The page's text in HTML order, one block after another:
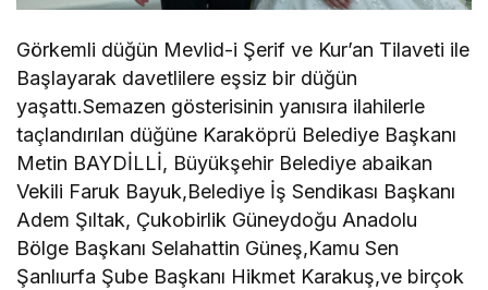
Görkemli düğün Mevlid-i Şerif ve Kur’an Tilaveti ile
Başlayarak davetlilere eşsiz bir düğün
yaşattı.Semazen gösterisinin yanısıra ilahilerle
taçlandırılan düğüne Karaköprü Belediye Başkanı
Metin BAYDİLLİ, Büyükşehir Belediye abaikan
Vekili Faruk Bayuk,Belediye İş Sendikası Başkanı
Adem Şıltak, Çukobirlik Güneydoğu Anadolu
Bölge Başkanı Selahattin Güneş,Kamu Sen
Şanlıurfa Şube Başkanı Hikmet Karakuş,ve birçok